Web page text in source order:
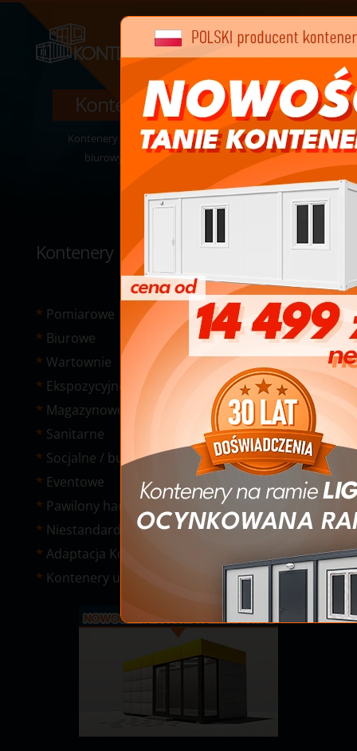
Kontenery ekspozycyjne
Kontenery Ekspozycyjne to rodzaj kontenerów
biurowych charakteryzujący się rozległą
powierzchnią szklenia.
Kontenery
Pomiarowe
Biurowe
Wartownie
Ekspozycyjne
Magazynowe
Sanitarne
Socjalne / budowlane
Eventowe
Pawilony handlowe
Niestandardowe
Adaptacja Kontenerów Morskich
Kontenery używane